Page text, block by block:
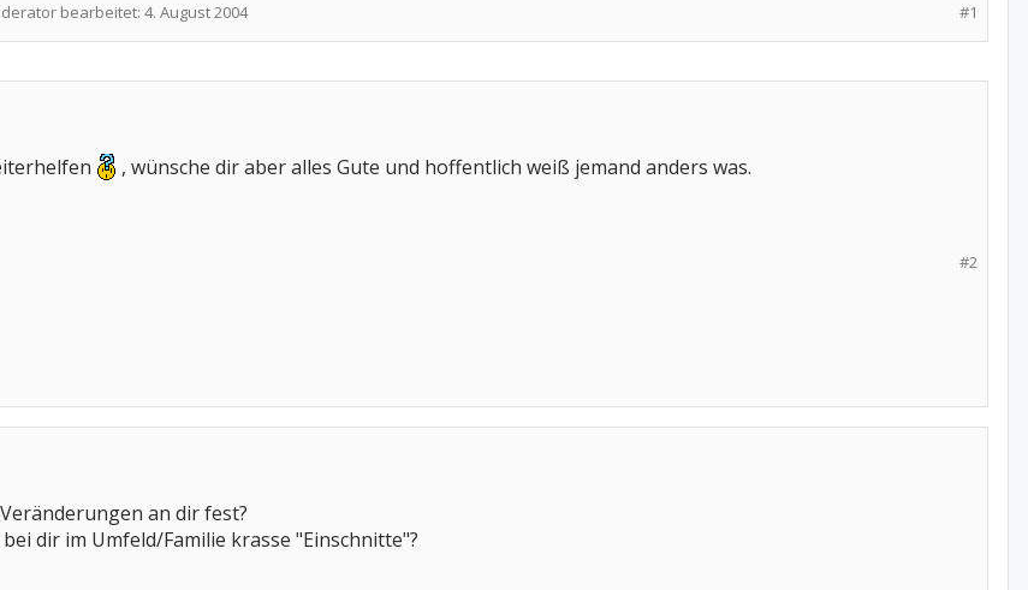
#1
bearbeitet: 4. August 2004
, wünsche dir aber alles Gute und hoffentlich weiß jemand anders was.
#2
an dir fest?
dir im Umfeld/Familie krasse "Einschnitte"?